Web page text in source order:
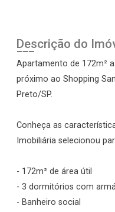
Descrição do
Apartamento de 172m²
próximo ao Shopping
Preto/SP.
Conheça as
Imobiliária selecionou
- 172m² de área útil
- 3 dormitórios com
- Banheiro social